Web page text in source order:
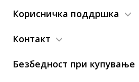
Корисничка поддршка
Контакт
Безбедност при купување